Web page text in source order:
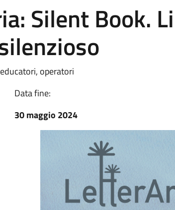
Silent Book.
operatori
Data fine:
30 maggio 2024